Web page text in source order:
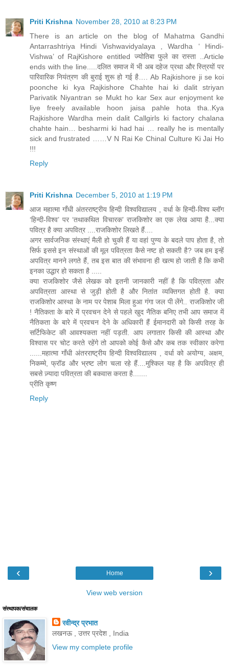
Priti Krishna November 28, 2010 at 8:23 PM
There is an article on the blog of Mahatma Gandhi
Antarrashtriya Hindi Vishwavidyalaya , Wardha ‘ Hindi-
Vishwa’ of RajKishore entitled ज्योतिबा फुले का रास्ता ..Article
ends with the line.....दलित समाज में भी अब दहेज प्रथा और स्त्रियों पर
पारिवारिक नियंत्रण की बुराई शुरू हो गई है…. Ab Rajkishore ji se koi
poonche ki kya Rajkishore Chahte hai ki dalit striyan
Parivatik Niyantran se Mukt ho kar Sex aur enjoyment ke
liye freely available hoon jaisa pahle hota tha..Kya
Rajkishore Wardha mein dalit Callgirls ki factory chalana
chahte hain… besharmi ki had hai … really he is mentally
sick and frustrated ……V N Rai Ke Chinal Culture Ki Jai Ho
!!!
Reply
Priti Krishna December 5, 2010 at 1:19 PM
आज महात्मा गाँधी अंतरराष्ट्रीय हिन्दी विश्वविद्यालय , वर्धा के हिन्दी-विश्व ब्लॉग
‘हिन्दी-विश्व’ पर ‘तथाकथित विचारक’ राजकिशोर का एक लेख आया है...क्या
पवित्र है क्या अपवित्र ....राजकिशोर लिखते हैं....
अगर सार्वजनिक संस्थाएं मैली हो चुकी हैं या वहां पुण्य के बदले पाप होता है, तो
सिर्फ इससे इन संस्थाओं की मूल पवित्रता कैसे नष्ट हो सकती है? जब हम इन्हें
अपवित्र मानने लगते हैं, तब इस बात की संभावना ही खत्म हो जाती है कि कभी
इनका उद्धार हो सकता है .....
क्या राजकिशोर जैसे लेखक को इतनी जानकारी नहीं है कि पवित्रता और
अपवित्रता आस्था से जुड़ी होती है और नितांत व्यक्तिगत होती है. क्या
राजकिशोर आस्था के नाम पर पेशाब मिला हुआ गंगा जल पी लेंगे.. राजकिशोर जी
! नैतिकता के बारे में प्रवचन देने से पहले खुद नैतिक बनिए तभी आप समाज में
नैतिकता के बारे में प्रवचन देने के अधिकारी हैं ईमानदारी को किसी तरह के
सर्टिफिकेट की आवश्यकता नहीं पड़ती. आप लगातार किसी की आस्था और
विश्वास पर चोट करते रहेंगे तो आपको कोई कैसे और कब तक स्वीकार करेगा
......महात्मा गाँधी अंतरराष्ट्रीय हिन्दी विश्वविद्यालय , वर्धा को अयोग्य, अक्षम,
निकम्मे, फ्रॉड और भ्रष्ट लोग चला रहे हैं....मुश्किल यह है कि अपवित्र ही
सबसे ज़्यादा पवित्रता की बकवास करता है.......
प्रीति कृष्ण
Reply
‹ ›
Home
View web version
संस्थापक/संचालक
रवीन्द्र प्रभात
लखनऊ , उत्तर प्रदेश , India
View my complete profile